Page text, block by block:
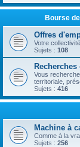
Bourse
Offres
Votre
Sujets : 108
Vous
territoriale,
Sujets : 416
Machine à
Comme à la
Sujets : 256